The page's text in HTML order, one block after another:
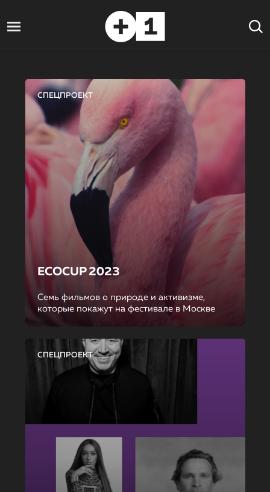
СПЕЦПРОЕКТ
ECOCUP 2023
Семь фильмов о природе и активизме,
которые покажут на фестивале в Москве
СПЕЦПРОЕКТ